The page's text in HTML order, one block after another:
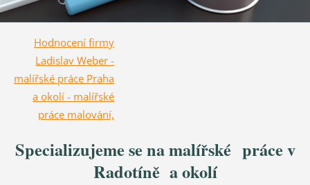
Hodnocení firmy
Ladislav Weber -
malířské práce Praha
a okolí - malířské
práce malování,
NejŘemeslníci.
Specializujeme se na malířské práce v
Radotíně a okolí